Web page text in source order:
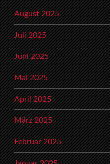
August 2025
Juli 2025
Juni 2025
Mai 2025
April 2025
März 2025
Februar 2025